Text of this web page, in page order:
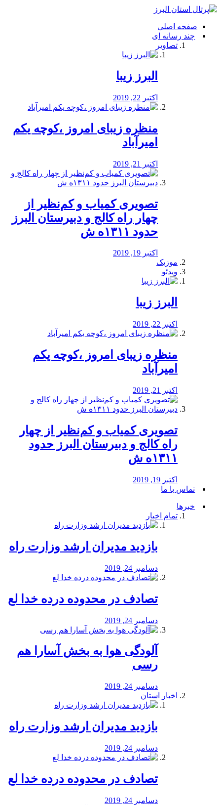
فصد
شرق
تهران
خشکشویی
صفحه اصلی
چند رسانه ای
تصاویر
البرز زیبا
اکتبر 22, 2019
منظره‌‌ زیبای امروز ،کوچه یکم
امیرآباد
اکتبر 21, 2019
️تصویری کمیاب و کم‌نظیر از
چهار راه كالج و دبيرستان البرز
حدود ۱۳۱۱ه ش
اکتبر 19, 2019
موزیک
ویدئو
البرز زیبا
اکتبر 22, 2019
منظره‌‌ زیبای امروز ،کوچه یکم
امیرآباد
اکتبر 21, 2019
️تصویری کمیاب و کم‌نظیر از چهار
راه كالج و دبيرستان البرز حدود
۱۳۱۱ه ش
اکتبر 19, 2019
تماس با ما
خبرها
تمام اخبار
بازدید مدیران ارشد وزارت راه
دسامبر 24, 2019
تصادف در محدوده درده خدا لع
دسامبر 24, 2019
آلودگی هوا به بخش آسارا هم
رسی
دسامبر 24, 2019
اخبار استان
بازدید مدیران ارشد وزارت راه
دسامبر 24, 2019
تصادف در محدوده درده خدا لع
دسامبر 24, 2019